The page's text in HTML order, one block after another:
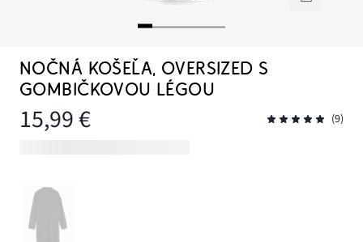
NOČNÁ KOŠEĽA, OVERSIZED S
GOMBIČKOVOU LÉGOU
15,99 € (9)